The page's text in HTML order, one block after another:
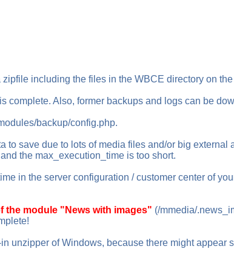
including the files in the WBCE directory on
Also, former backups and logs can be
backup/config.php.
to save due to lots of media files and/or big
the max_execution_time is too short.
in the server configuration / customer center of
the module "News with images" (/mmedia/
unzipper of Windows, because there might appear